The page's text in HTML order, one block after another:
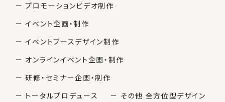
－ プロモーションビデオ制作
－ イベント企画・制作
－ イベントブースデザイン制作
－ オンラインイベント企画・制作
－ 研修・セミナー企画・制作
－ トータルプロデュース
－ その他 全方位型デザイン